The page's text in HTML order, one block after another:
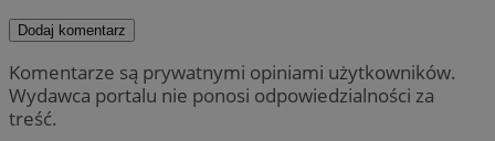
Dodaj komentarz
Komentarze są prywatnymi opiniami użytkowników.
Wydawca portalu nie ponosi odpowiedzialności za
treść.